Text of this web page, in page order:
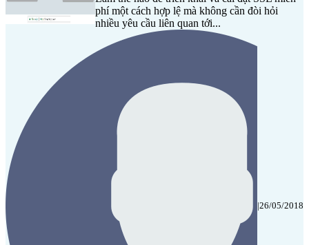
phí một cách hợp lệ mà không cần đòi hỏi
nhiều yêu cầu liên quan tới...
|26/05/2018